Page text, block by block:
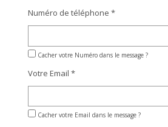
Numéro de téléphone *
Cacher votre Numéro dans le message ?
Votre Email *
Cacher votre Email dans le message ?